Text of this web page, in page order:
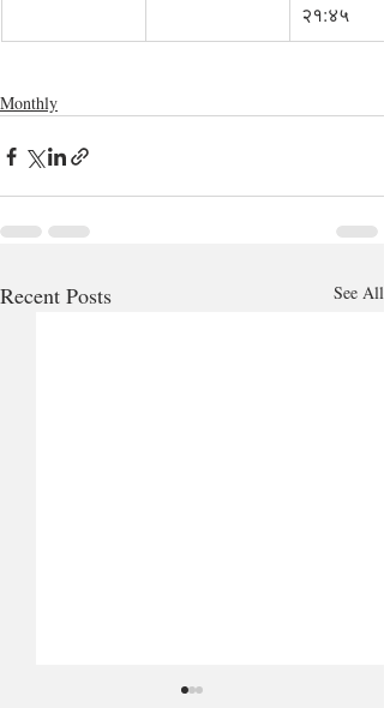
२१:४५
Monthly
Recent Posts See All